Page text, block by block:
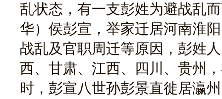
乱状态，有一支彭姓为避战乱
华）侯彭宣，举家迁居河南淮
战乱及官职周迁等原因，彭姓
西、甘肃、江西、四川、贵州
时，彭宣八世孙彭景直徙居瀛